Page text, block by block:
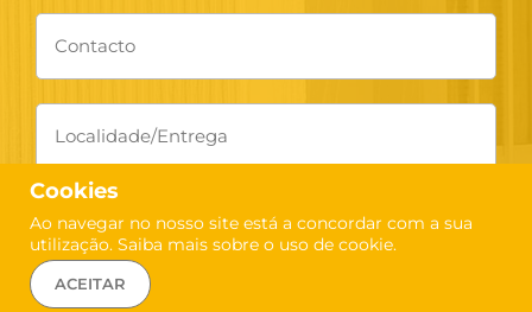
Cookies
Ao navegar no nosso site está a concordar com a sua
utilização. Saiba mais sobre o uso de cookie.
ACEITAR